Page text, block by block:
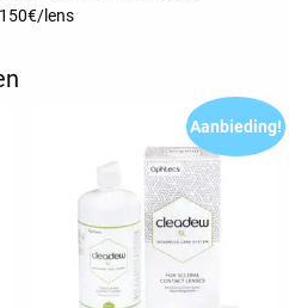
lens
Aanbieding!